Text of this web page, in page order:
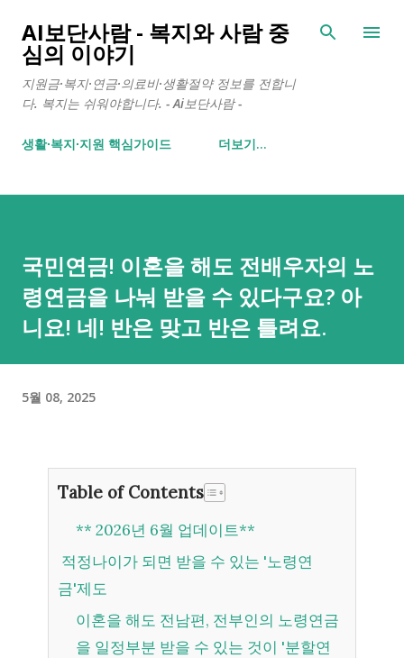
기본 콘텐츠로 건너뛰기
AI보단사람 - 복지와 사람 중
심의 이야기
지원금·복지·연금·의료비·생활절약 정보를 전합니
다. 복지는 쉬워야합니다. - Ai보단사람 -
생활∙복지∙지원 핵심가이드 더보기…
국민연금! 이혼을 해도 전배우자의 노
령연금을 나눠 받을 수 있다구요? 아
니요! 네! 반은 맞고 반은 틀려요.
5월 08, 2025
Table of Contents
** 2026년 6월 업데이트**
적정나이가 되면 받을 수 있는 '노령연
금'제도
이혼을 해도 전남편, 전부인의 노령연금
을 일정부분 받을 수 있는 것이 '분할연